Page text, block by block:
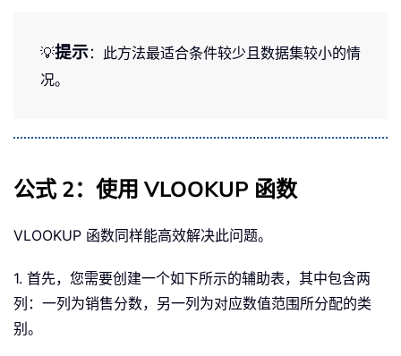
💡提示：此方法最适合条件较少且数据集较小的情
况。
公式 2：使用 VLOOKUP 函数
VLOOKUP 函数同样能高效解决此问题。
1. 首先，您需要创建一个如下所示的辅助表，其中包含两
列：一列为销售分数，另一列为对应数值范围所分配的类
别。